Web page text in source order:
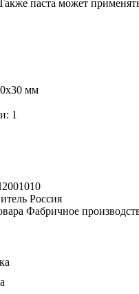
паста может
мм
1
Россия
Фабричное